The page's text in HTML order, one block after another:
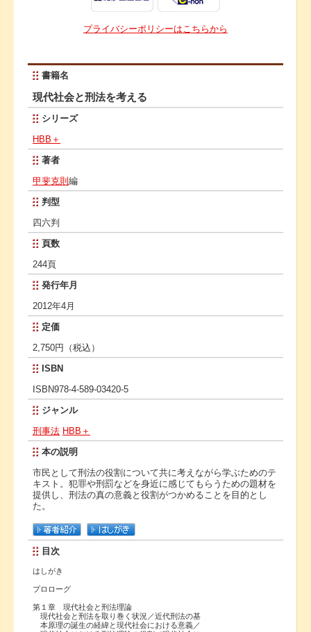
プライバシーポリシーはこちらから
書籍名
現代社会と刑法を考える
シリーズ
HBB＋
著者
甲斐克則編
判型
四六判
頁数
244頁
発行年月
2012年4月
定価
2,750円（税込）
ISBN
ISBN978-4-589-03420-5
ジャンル
刑事法 HBB＋
本の説明
市民として刑法の役割について共に考えながら学ぶためのテ
キスト。犯罪や刑罰などを身近に感じてもらうための題材を
提供し、刑法の真の意義と役割がつかめることを目的とし
た。
目次
はしがき
プロローグ
第１章 現代社会と刑法理論
現代社会と刑法を取り巻く状況／近代刑法の基
本原理の誕生の経緯と現代社会における意義／